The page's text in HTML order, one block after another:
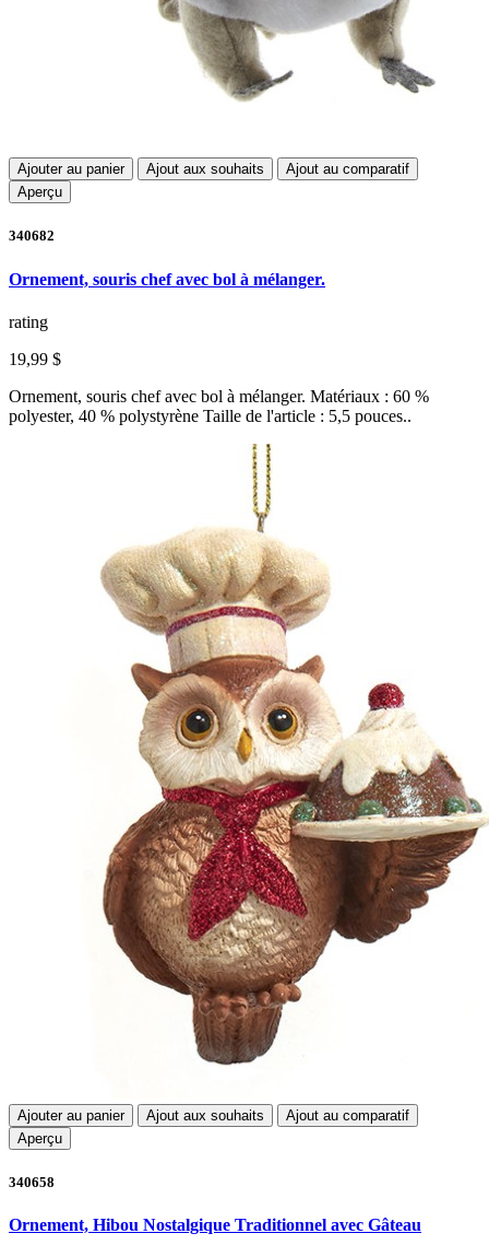
Ajouter au panier Ajout aux souhaits
Ajout au comparatif
Aperçu
340682
Ornement, souris chef avec bol à mélanger.
rating
19,99 $
Ornement, souris chef avec bol à mélanger. Matériaux : 60 %
polyester, 40 % polystyrène Taille de l'article : 5,5 pouces..
Ajouter au panier Ajout aux souhaits
Ajout au comparatif
Aperçu
340658
Ornement, Hibou Nostalgique Traditionnel avec Gâteau